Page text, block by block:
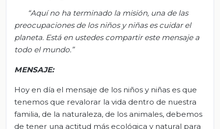
“Aquí no ha terminado la misión, una de las
preocupaciones de los niños y niñases cuidar el
planeta. Está en ustedes compartir este mensaje a
todo el mundo.”
MENSAJE:
Hoy en día el mensaje de los niños y niñas es que
tenemos que revalorar la vida dentro de nuestra
familia, de la naturaleza, de los animales, debemos
de tener una actitud más ecológica y natural para